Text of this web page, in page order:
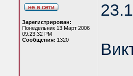
Зарегистрирован:
Понедельник 13 Март 2006
09:23:32 PM
Сообщения: 1320